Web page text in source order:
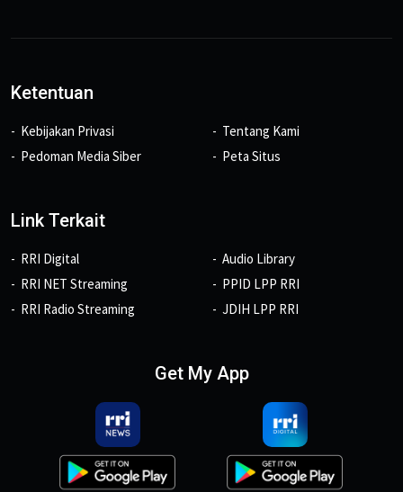
Ketentuan
Kebijakan Privasi
Pedoman Media Siber
Tentang Kami
Peta Situs
Link Terkait
RRI Digital
RRI NET Streaming
RRI Radio Streaming
Audio Library
PPID LPP RRI
JDIH LPP RRI
Get My App